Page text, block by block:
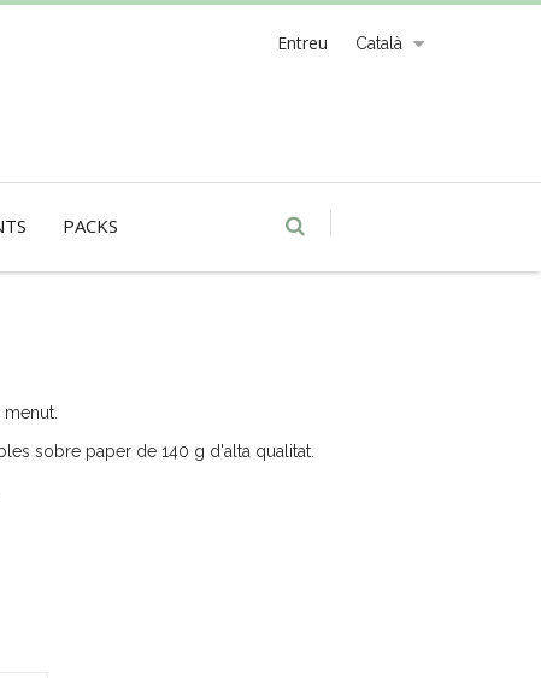
Català
Entreu
PACKS
sobre paper de 140 g d'alta qualitat.